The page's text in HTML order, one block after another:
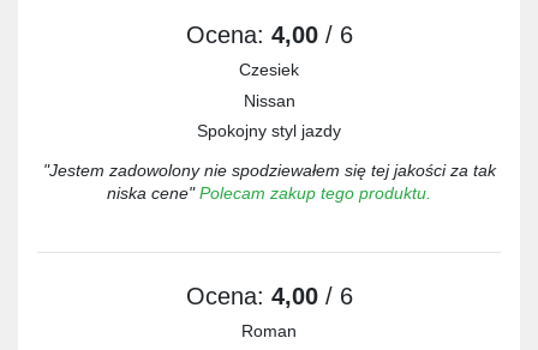
Ocena: 4,00/ 6
Czesiek
Nissan
Spokojny styl jazdy
"Jestem zadowolony nie spodziewałem się tej jakości za tak
niska cene"Polecam zakup tego produktu.
Ocena: 4,00/ 6
Roman